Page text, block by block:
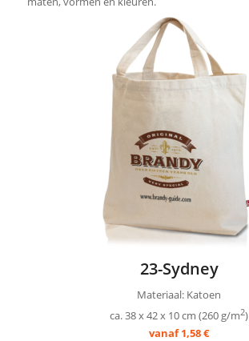
23-Sydney
Materiaal: Katoen
ca. 38 x 42 x 10 cm (260 g/m2)
vanaf 1,58 €